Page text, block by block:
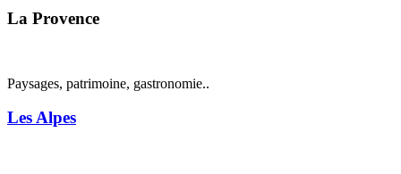
La Provence
Paysages, patrimoine, gastronomie..
Les Alpes